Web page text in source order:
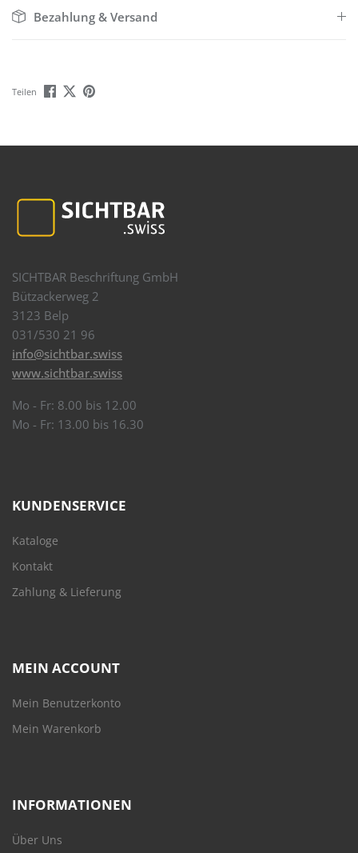
Bezahlung & Versand
Teilen
SICHTBAR Beschriftung GmbH
Bützackerweg 2
3123 Belp
031/530 21 96
info@sichtbar.swiss
www.sichtbar.swiss
Mo - Fr: 8.00 bis 12.00
Mo - Fr: 13.00 bis 16.30
KUNDENSERVICE
Kataloge
Kontakt
Zahlung & Lieferung
MEIN ACCOUNT
Mein Benutzerkonto
Mein Warenkorb
INFORMATIONEN
Über Uns